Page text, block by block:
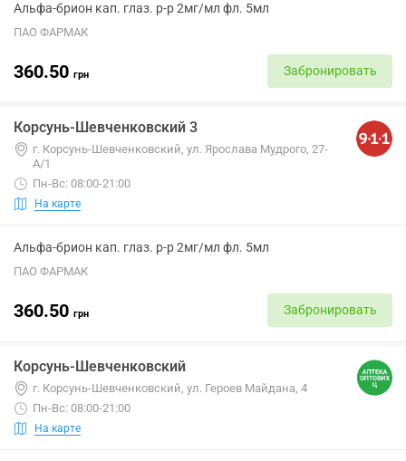
Альфа-брион кап. глаз. р-р 2мг/мл фл. 5мл
ПАО ФАРМАК
360.50 грн Забронировать
Корсунь-Шевченковский 3
г. Корсунь-Шевченковский, ул. Ярослава Мудрого, 27-
А/1
Пн-Вс: 08:00-21:00
На карте
Альфа-брион кап. глаз. р-р 2мг/мл фл. 5мл
ПАО ФАРМАК
360.50 грн Забронировать
Корсунь-Шевченковский
г. Корсунь-Шевченковский, ул. Героев Майдана, 4
Пн-Вс: 08:00-21:00
На карте